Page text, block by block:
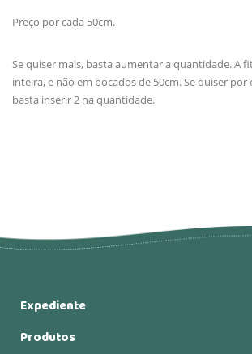
Preço por cada 50cm.
Se quiser mais, basta aumentar a quantidade. A
inteira, e não em bocados de 50cm. Se quiser
basta inserir 2 na quantidade.
Expediente
Produtos